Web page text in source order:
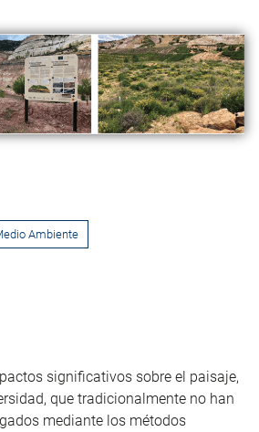
Ambiente
significativos sobre el paisaje,
que tradicionalmente no han
mediante los métodos